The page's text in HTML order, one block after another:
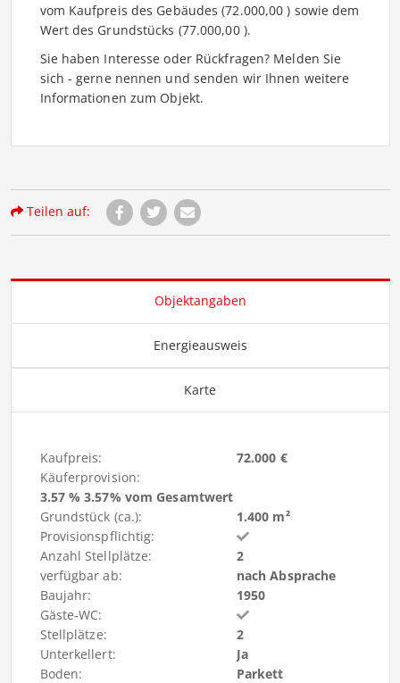
vom Kaufpreis des Gebäudes (72.000,00 ) sowie dem
Wert des Grundstücks (77.000,00 ).
Sie haben Interesse oder Rückfragen? Melden Sie
sich - gerne nennen und senden wir Ihnen weitere
Informationen zum Objekt.
Teilen auf:
Objektangaben
Energieausweis
Karte
Kaufpreis:
72.000 €
Käuferprovision:
3.57 % 3.57% vom Gesamtwert
Grundstück (ca.):
1.400 m²
Provisionspflichtig:
Anzahl Stellplätze:
2
verfügbar ab:
nach Absprache
Baujahr:
1950
Gäste-WC:
Stellplätze:
2
Unterkellert:
Ja
Boden:
Parkett